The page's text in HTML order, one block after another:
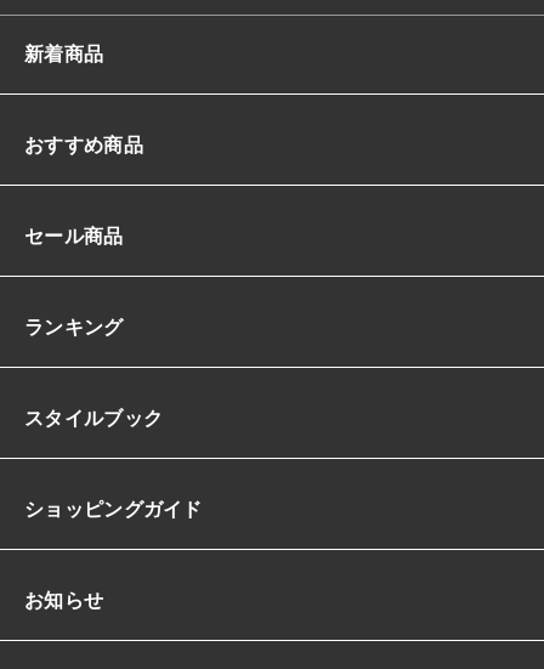
新着商品
おすすめ商品
セール商品
ランキング
スタイルブック
ショッピングガイド
お知らせ